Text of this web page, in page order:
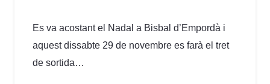
Es va acostant el Nadal a Bisbal d’Empordà i
aquest dissabte 29 de novembre es farà el tret
de sortida…